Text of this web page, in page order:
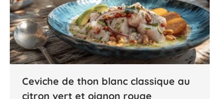
Ceviche de thon blanc classique au
citron vert et oignon rouge